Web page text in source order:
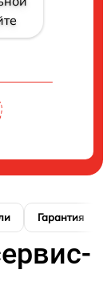
Гарантия